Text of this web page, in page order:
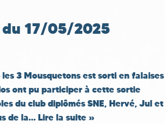
du 17/05/2025
les 3 Mousquetons est sorti en falaises
ont pu participer à cette sortie
du club diplômés SNE, Hervé, Jul et
de la… Lire la suite »